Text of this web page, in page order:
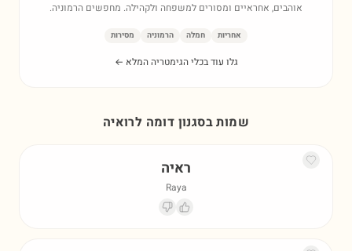
אוהבים, אחראיים ומסורים למשפחה ולקהילה. מחפשים הרמוניה.
אחריות חמלה הרמוניה מסירות
גלו עוד בכלי הגימטריה המלא ←
שמות בסגנון דומה לרואיה
ראיה
Raya